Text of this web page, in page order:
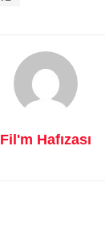
Fil'm Hafızası